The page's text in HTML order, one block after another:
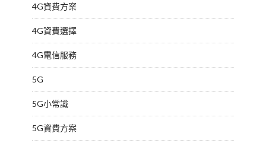
4G資費方案
4G資費選擇
4G電信服務
5G
5G小常識
5G資費方案